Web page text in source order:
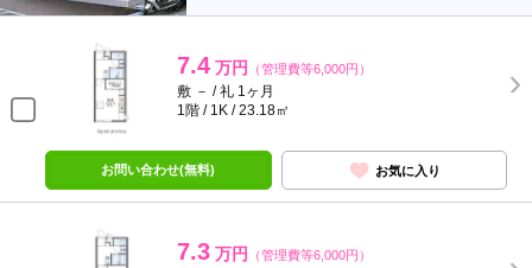
7.4 万円 （管理費等6,000円）
敷 － / 礼 1ヶ月
1階 / 1K / 23.18㎡
お問い合わせ(無料) お気に入り
7.3 万円 （管理費等6,000円）